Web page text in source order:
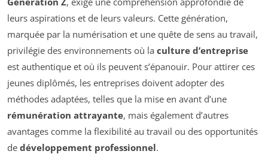
leurs aspirations et de leurs valeurs. Cette génération,
marquée par la numérisation et une quête de sens au travail,
privilégie des environnements où la culture d’entreprise
est authentique et où ils peuvent s’épanouir. Pour attirer ces
jeunes diplômés, les entreprises doivent adopter des
méthodes adaptées, telles que la mise en avant d’une
rémunération attrayante, mais également d’autres
avantages comme la flexibilité au travail ou des opportunités
de développement professionnel.